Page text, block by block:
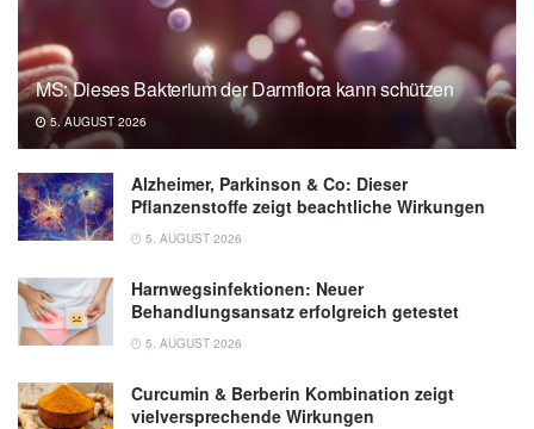
MS: Dieses Bakterium der Darmflora kann schützen
5. AUGUST 2026
Alzheimer, Parkinson & Co: Dieser
Pflanzenstoffe zeigt beachtliche Wirkungen
5. AUGUST 2026
Harnwegsinfektionen: Neuer
Behandlungsansatz erfolgreich getestet
5. AUGUST 2026
Curcumin & Berberin Kombination zeigt
vielversprechende Wirkungen